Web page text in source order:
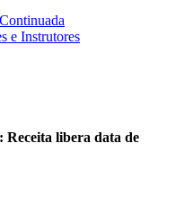
e Instrutores
Receita libera data de